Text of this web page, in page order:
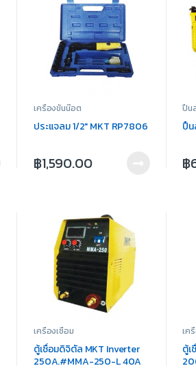
เครื่องขันน๊อต
ประแจลม 1/2″ MKT RP7806
฿1,590.00
ปืน
ปืน
฿
เครื่องเชื่อม
ตู้เชื่อมดิจิตัล MKT Inverter
250A.#MMA-250-L 40A
เค
ตู้